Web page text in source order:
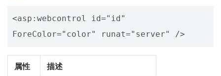
<asp:webcontrol id="id"
属性 描述